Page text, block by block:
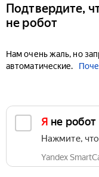
Подтвердите,
не робот
Нам очень жаль, но
автоматические.
Я не робот
Нажмите,
Yandex